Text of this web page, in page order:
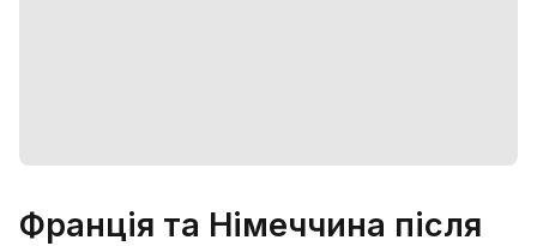
Франція та Німеччина після